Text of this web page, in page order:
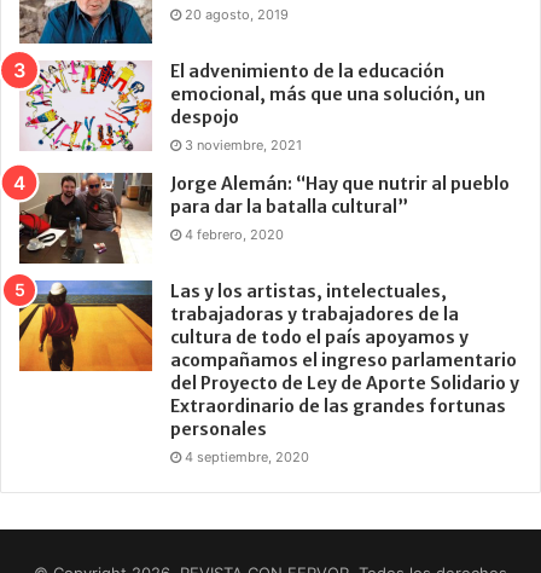
20 agosto, 2019
El advenimiento de la educación
emocional, más que una solución, un
despojo
3 noviembre, 2021
Jorge Alemán: “Hay que nutrir al pueblo
para dar la batalla cultural”
4 febrero, 2020
Las y los artistas, intelectuales,
trabajadoras y trabajadores de la
cultura de todo el país apoyamos y
acompañamos el ingreso parlamentario
del Proyecto de Ley de Aporte Solidario y
Extraordinario de las grandes fortunas
personales
4 septiembre, 2020